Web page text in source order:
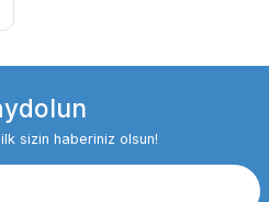
sizin haberiniz olsun!